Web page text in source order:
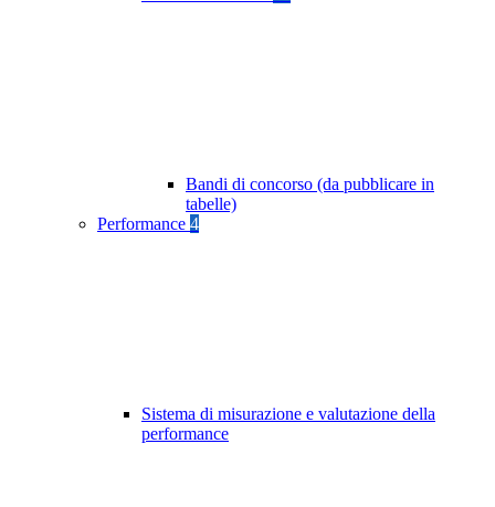
Bandi di concorso (da pubblicare in
tabelle)
Performance 4
Sistema di misurazione e valutazione della
performance